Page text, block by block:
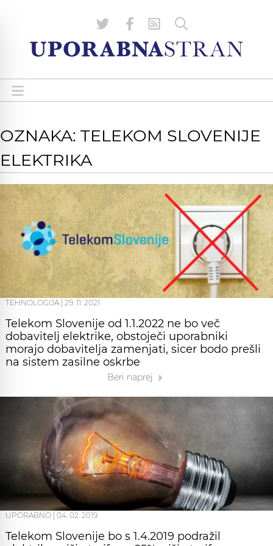
OZNAKA: TELEKOM SLOVENIJE
ELEKTRIKA
TEHNOLOGIJA 29. 11. 2021
Telekom Slovenije od 1.1.2022 ne bo več
dobavitelj elektrike, obstoječi uporabniki
morajo dobavitelja zamenjati, sicer bodo prešli
na sistem zasilne oskrbe
Beri naprej
UPORABNO 04. 02. 2019
Telekom Slovenije bo s 1.4.2019 podražil